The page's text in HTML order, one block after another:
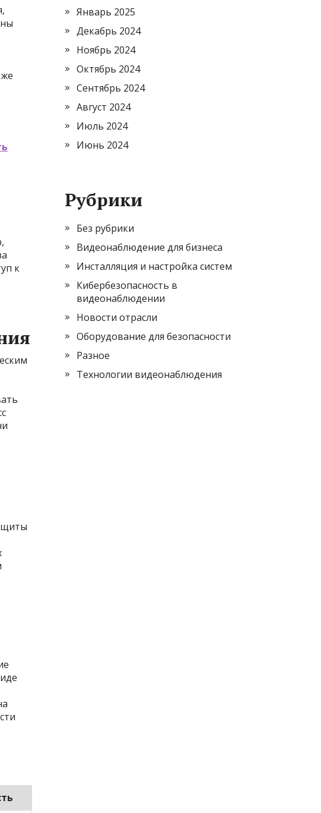
к
Январь 2025
Декабрь 2024
Ноябрь 2024
Октябрь 2024
Сентябрь 2024
Август 2024
Июль 2024
Июнь 2024
Рубрики
Без рубрики
Видеонаблюдение для бизнеса
Инсталляция и настройка систем
Кибербезопасность в
видеонаблюдении
Новости отрасли
Оборудование для безопасности
Разное
Технологии видеонаблюдения